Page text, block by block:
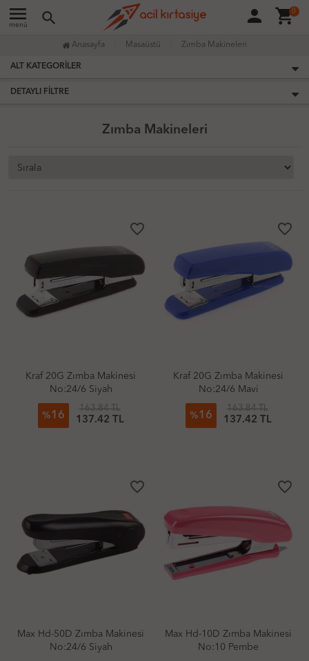
menu
menü search person shopping_cart
0
Anasayfa Masaüstü Zımba Makineleri
ALT KATEGORILER
DETAYLI FILTRE
Zımba Makineleri
favorite_border
Kraf 20G Zımba Makinesi
No:24/6 Siyah
%16
163.84 TL
137.42 TL
favorite_border
Kraf 20G Zımba Makinesi
No:24/6 Mavi
%16
163.84 TL
137.42 TL
favorite_border
Max Hd-50D Zımba Makinesi
No:24/6 Siyah
favorite_border
Max Hd-10D Zımba Makinesi
No:10 Pembe